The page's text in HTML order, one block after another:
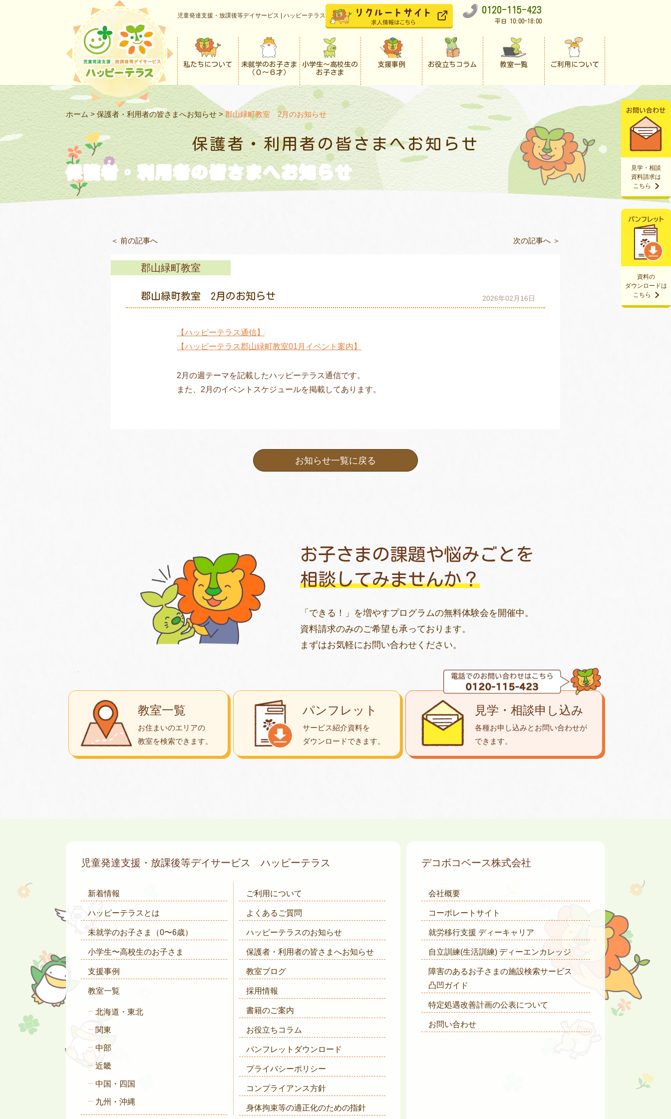
児童発達支援・放課後等デイサービス | ハッピーテラス
0120-115-423
平日 10:00-18:00
私たちについて
未就学のお子さま
（０〜６才）
小学生〜高校生の
お子さま
支援事例 お役立ちコラム 教室一覧 ご利用について
資料の
ダウンロードは
こちら
見学・相談
資料請求は
こちら
ホーム > 保護者・利用者の皆さまへお知らせ > 郡山緑町教室 2月のお知らせ
保護者・利用者の 皆さまへお知らせ
保護者・利用者の皆さまへお知らせ
＜ 前の記事へ 次の記事へ ＞
郡山緑町教室
郡山緑町教室 2月のお知らせ 2026年02月16日
【ハッピーテラス通信】
【ハッピーテラス郡山緑町教室01月イベント案内】
2月の週テーマを記載したハッピーテラス通信です。
また、2月のイベントスケジュールを掲載してあります。
お知らせ一覧に戻る
お子さまの課題や悩みごとを
相談してみませんか？
「できる！」を増やすプログラムの無料体験会を開催中。
資料請求のみのご希望も承っております。
まずはお気軽にお問い合わせください。
教室一覧
お住まいのエリアの
教室を検索できます。
パンフレット
サービス紹介資料を
ダウンロードできます。
見学・相談申し込み
各種お申し込みとお問い合わせが
できます。
児童発達支援・放課後等デイサービス ハッピーテラス
新着情報
ハッピーテラスとは
未就学のお子さま （0〜6歳）
小学生〜高校生のお子さま
支援事例
教室一覧
北海道・東北
関東
中部
近畿
中国・四国
九州・沖縄
ご利用について
よくあるご質問
ハッピーテラスのお知らせ
保護者・利用者の皆さまへお知らせ
教室ブログ
採用情報
書籍のご案内
お役立ちコラム
パンフレットダウンロード
プライバシーポリシー
コンプライアンス方針
身体拘束等の適正化のための指針
デコボコベース株式会社
会社概要
コーポレートサイト
就労移行支援 ディーキャリア
自立訓練(生活訓練) ディーエンカレッジ
障害のあるお子さまの施設検索サービス
凸凹ガイド
特定処遇改善計画の公表について
お問い合わせ